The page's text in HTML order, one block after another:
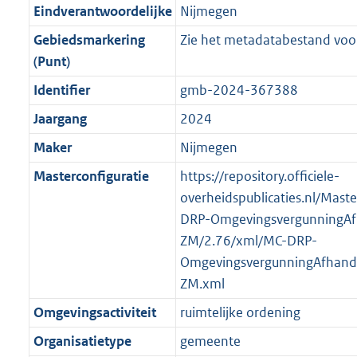
f
o
m
a
a
t
b
n
f
r
m
a
a
t
K
i
n
o
r
m
a
a
t
b
e
i
f
o
r
m
a
a
5
o
o
t
e
:
2
K
b
r
o
t
t
e
:
2
K
b
Eindverantwoordelijke Nijmegen
Gebiedsmarkering
(Punt)
Zie het metadatabestand
Identifier
gmb-2024-367388
Jaargang
2024
Maker
Nijmegen
Masterconfiguratie
https://repository.officiele-
overheidspublicaties.nl/
DRP-
ZM/2.76/xml/MC-DRP-
ZM.xml
Omgevingsactiviteit
ruimtelijke ordening
Organisatietype
gemeente